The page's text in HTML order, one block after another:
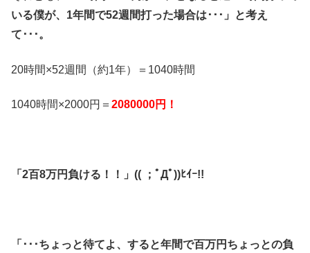
いる僕が、1年間で52週間打った場合は･･･」と考え
て･･･。
20時間×52週間（約1年）＝1040時間
1040時間×2000円＝ 2080000円！
「2百8万円負ける！！」(( ；ﾟДﾟ))ﾋｲｰ!!
「･･･ちょっと待てよ、すると年間で百万円ちょっとの負